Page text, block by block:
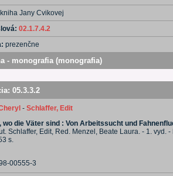
kniha Jany Cvikovej
02.1.7.4.2
prezenčne
- monografia (monografia)
05.3.3.2
- Schlaffer, Edit
wo die Väter sind : Von Arbeitssucht und
Schlaffer, Edit, Red. Menzel, Beate Laura. - 1. vyd.
s.
00555-3